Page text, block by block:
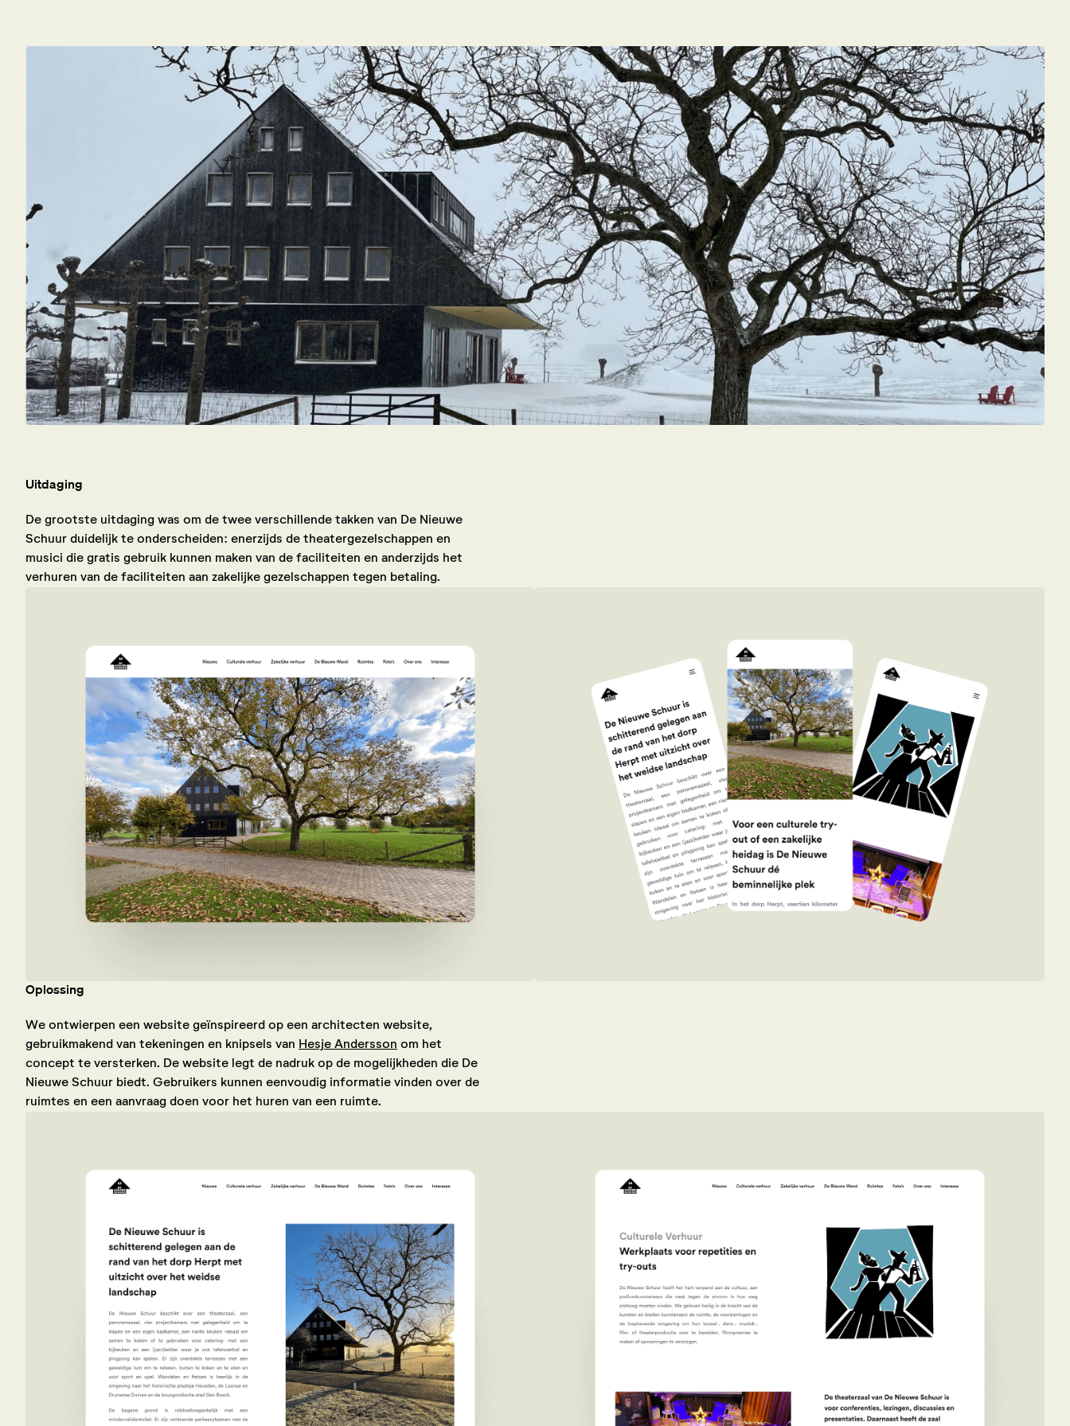
Uitdaging
De grootste uitdaging was om de twee verschillende takken van De Nieuwe
Schuur duidelijk te onderscheiden: enerzijds de theatergezelschappen en
musici die gratis gebruik kunnen maken van de faciliteiten en anderzijds het
verhuren van de faciliteiten aan zakelijke gezelschappen tegen betaling.
Oplossing
We ontwierpen een website geïnspireerd op een architecten website,
gebruikmakend van tekeningen en knipsels van Hesje Andersson om het
concept te versterken. De website legt de nadruk op de mogelijkheden die De
Nieuwe Schuur biedt. Gebruikers kunnen eenvoudig informatie vinden over de
ruimtes en een aanvraag doen voor het huren van een ruimte.